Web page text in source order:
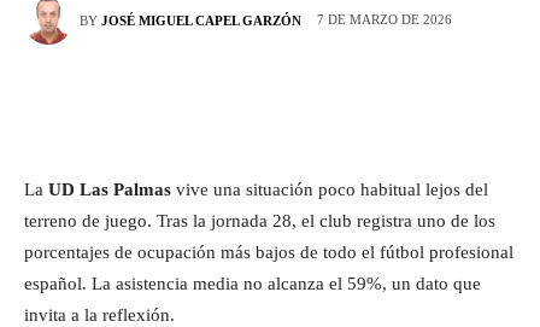
BY JOSÉ MIGUEL CAPEL GARZÓN 7 DE MARZO DE 2026
La UD Las Palmas vive una situación poco habitual lejos del
terreno de juego. Tras la jornada 28, el club registra uno de los
porcentajes de ocupación más bajos de todo el fútbol profesional
español. La asistencia media no alcanza el 59%, un dato que
invita a la reflexión.